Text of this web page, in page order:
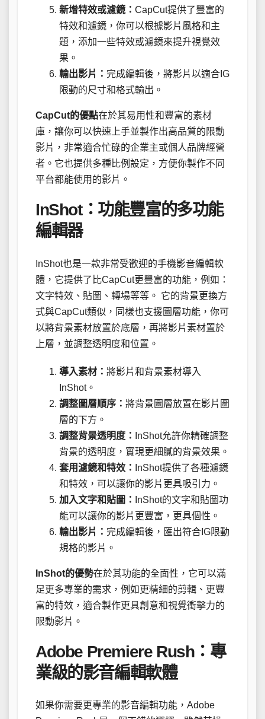
新增特效或濾鏡： CapCut提供了豐富的
特效和濾鏡，你可以根據影片風格和主
題，添加一些特效或濾鏡來提升視覺效
果。
輸出影片： 完成編輯後，將影片以適合IG
限動的尺寸和格式輸出。
CapCut的優點在於其易用性和豐富的素材
庫，讓你可以快速上手並製作出高品質的限動
影片，非常適合忙碌的企業主或個人品牌經營
者。它也提供多種比例設定，方便你製作不同
平台都能使用的影片。
InShot：功能豐富的多功能
編輯器
InShot也是一款非常受歡迎的手機影音編輯軟
體，它提供了比CapCut更豐富的功能，例如：
文字特效、貼圖、轉場等等。 它的背景更換方
式與CapCut類似，同樣也支援圖層功能，你可
以將背景素材放置於底層，再將影片素材置於
上層，並調整透明度和位置。
導入素材： 將影片和背景素材導入
InShot。
調整圖層順序： 將背景圖層放置在影片圖
層的下方。
調整背景透明度：
InShot允許你精確調整
背景的透明度，實現更細膩的背景效果。
套用濾鏡和特效：
InShot提供了各種濾鏡
和特效，可以讓你的影片更具吸引力。
加入文字和貼圖：
InShot的文字和貼圖功
能可以讓你的影片更豐富，更具個性。
輸出影片： 完成編輯後，匯出符合IG限動
規格的影片。
InShot的優勢在於其功能的全面性，它可以滿
足更多專業的需求，例如更精細的剪輯、更豐
富的特效，適合製作更具創意和視覺衝擊力的
限動影片。
Adobe Premiere Rush：專
業級的影音編輯軟體
如果你需要更專業的影音編輯功能，Adobe